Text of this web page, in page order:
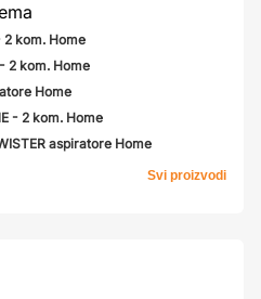
2 kom. Home
2 kom. Home
Home
- 2 kom. Home
aspiratore Home
Svi proizvodi